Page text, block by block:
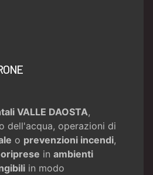
VALLE DAOSTA,
o dell'acqua, operazioni di
o prevenzioni incendi,
in ambienti
in modo